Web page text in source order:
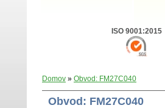
ISO 9001:2015
Domov » Obvod: FM27C040
Obvod: FM27C040